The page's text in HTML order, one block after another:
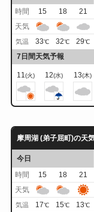
時間
15 18 21
天気
気温 33℃ 32℃ 29℃
7日間天気予報
11(火) 12(水) 13(木)
摩周湖 (弟子屈町)の天
今日
時間
15 18 21
天気
気温 17℃ 15℃ 13℃